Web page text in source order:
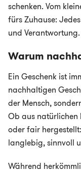
schenken. Vom
fürs Zuhause:
und Verantwortung.
Warum
Ein Geschenk ist
nachhaltigen
der Mensch,
Ob aus natürlichen
oder fair
langlebig, sinnvoll
Während